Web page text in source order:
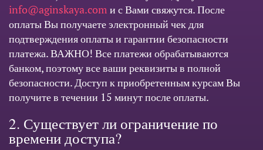
info@aginskaya.com и с Вами свяжутся. После
оплаты Вы получаете электронный чек для
подтверждения оплаты и гарантии безопасности
платежа. ВАЖНО! Все платежи обрабатываются
банком, поэтому все ваши реквизиты в полной
безопасности. Доступ к приобретенным курсам Вы
получите в течении 15 минут после оплаты.
2. Существует ли ограничение по
времени доступа?